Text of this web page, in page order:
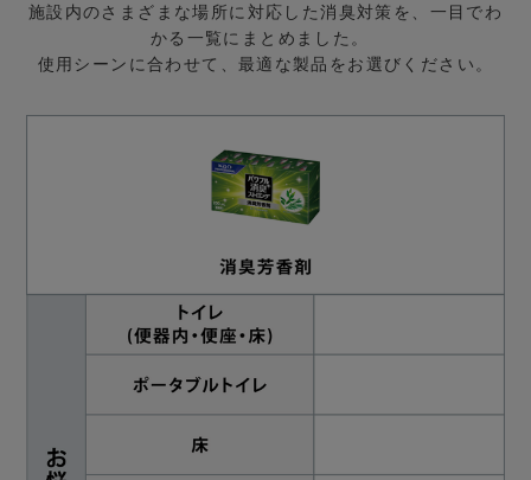
施設内のさまざまな場所に対応した消臭対策を、一目でわ
かる一覧にまとめました。
使用シーンに合わせて、最適な製品をお選びください。